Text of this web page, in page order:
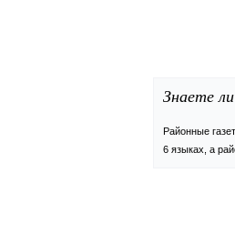
Знаете
Районные
6 языках, а